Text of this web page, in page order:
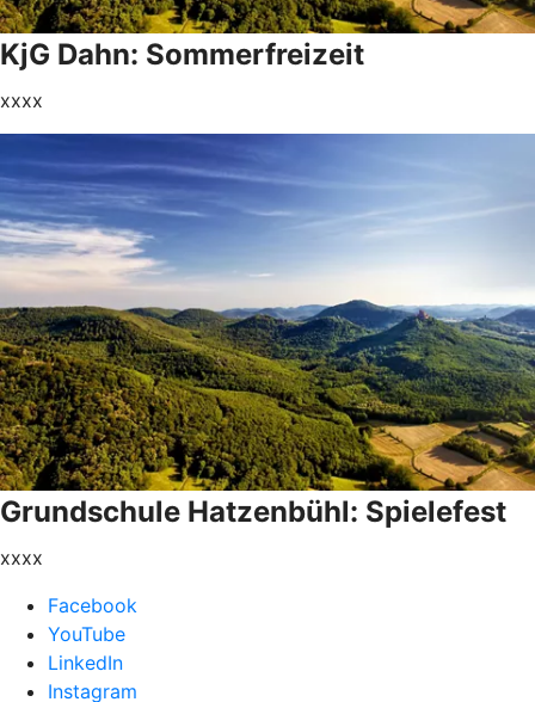
KjG Dahn: Sommerfreizeit
xxxx
Grundschule Hatzenbühl: Spielefest
xxxx
Facebook
YouTube
LinkedIn
Instagram